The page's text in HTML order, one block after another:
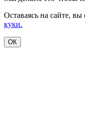
Оставаясь на сайте, вы
куки.
ОК